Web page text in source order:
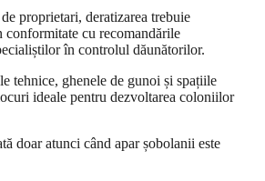
proprietari, deratizarea trebuie
conformitate cu recomandările
în controlul dăunătorilor.
tehnice, ghenele de gunoi și spațiile
ideale pentru dezvoltarea coloniilor
doar atunci când apar șobolanii este